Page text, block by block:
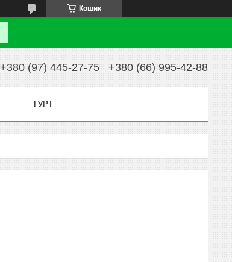
Кошик
+380 (97) 445-27-75 +380 (66) 995-42-88
ГУРТ